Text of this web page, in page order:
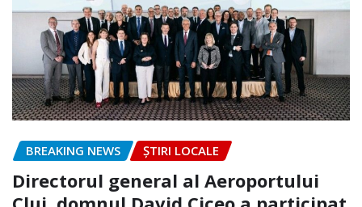
BREAKING NEWS ȘTIRI LOCALE
Directorul general al Aeroportului